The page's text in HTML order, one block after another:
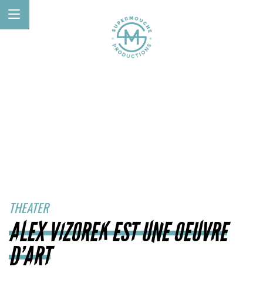
THEATER
ALEX VIZOREK EST UNE OEUVRE
D’ART